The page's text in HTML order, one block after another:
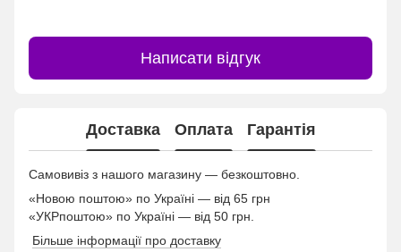
Написати відгук
Доставка Оплата Гарантія
Самовивіз з нашого магазину — безкоштовно.
«Новою поштою» по Україні — від 65 грн
«УКРпоштою» по Україні — від 50 грн.
Більше інформації про доставку